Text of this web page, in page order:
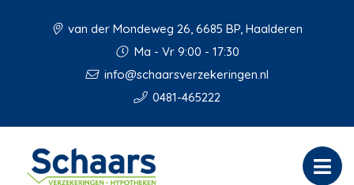
van der Mondeweg 26, 6685 BP, Haalderen
Ma - Vr 9:00 - 17:30
info@schaarsverzekeringen.nl
0481-465222